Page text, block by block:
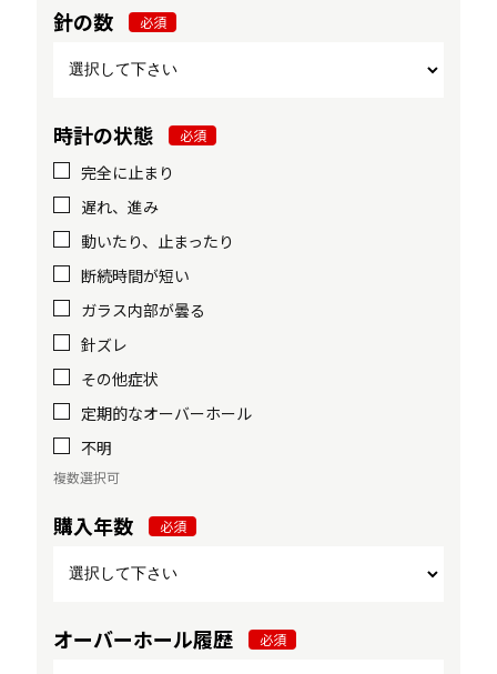
針の数 必須
時計の状態 必須
完全に止まり
遅れ、進み
動いたり、止まったり
断続時間が短い
ガラス内部が曇る
針ズレ
その他症状
定期的なオーバーホール
不明
複数選択可
購入年数 必須
オーバーホール履歴 必須